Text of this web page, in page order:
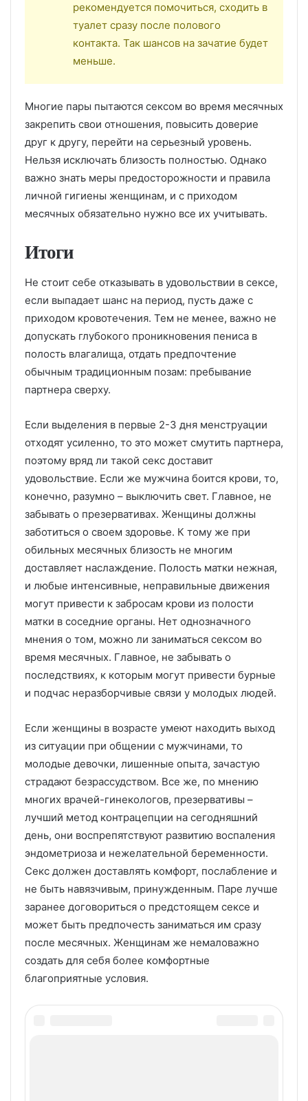
рекомендуется помочиться, сходить в
туалет сразу после полового
контакта. Так шансов на зачатие будет
меньше.
Многие пары пытаются сексом во время месячных
закрепить свои отношения, повысить доверие
друг к другу, перейти на серьезный уровень.
Нельзя исключать близость полностью. Однако
важно знать меры предосторожности и правила
личной гигиены женщинам, и с приходом
месячных обязательно нужно все их учитывать.
Итоги
Не стоит себе отказывать в удовольствии в сексе,
если выпадает шанс на период, пусть даже с
приходом кровотечения. Тем не менее, важно не
допускать глубокого проникновения пениса в
полость влагалища, отдать предпочтение
обычным традиционным позам: пребывание
партнера сверху.
Если выделения в первые 2-3 дня менструации
отходят усиленно, то это может смутить партнера,
поэтому вряд ли такой секс доставит
удовольствие. Если же мужчина боится крови, то,
конечно, разумно – выключить свет. Главное, не
забывать о презервативах. Женщины должны
заботиться о своем здоровье. К тому же при
обильных месячных близость не многим
доставляет наслаждение. Полость матки нежная,
и любые интенсивные, неправильные движения
могут привести к забросам крови из полости
матки в соседние органы. Нет однозначного
мнения о том, можно ли заниматься сексом во
время месячных. Главное, не забывать о
последствиях, к которым могут привести бурные
и подчас неразборчивые связи у молодых людей.
Если женщины в возрасте умеют находить выход
из ситуации при общении с мужчинами, то
молодые девочки, лишенные опыта, зачастую
страдают безрассудством. Все же, по мнению
многих врачей-гинекологов, презервативы –
лучший метод контрацепции на сегодняшний
день, они воспрепятствуют развитию воспаления
эндометриоза и нежелательной беременности.
Секс должен доставлять комфорт, послабление и
не быть навязчивым, принужденным. Паре лучше
заранее договориться о предстоящем сексе и
может быть предпочесть заниматься им сразу
после месячных. Женщинам же немаловажно
создать для себя более комфортные
благоприятные условия.